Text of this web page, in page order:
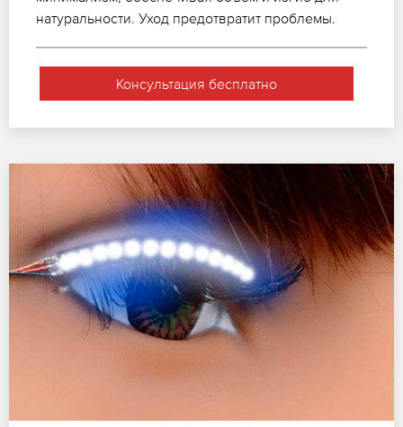
натуральности. Уход предотвратит проблемы.
Консультация бесплатно